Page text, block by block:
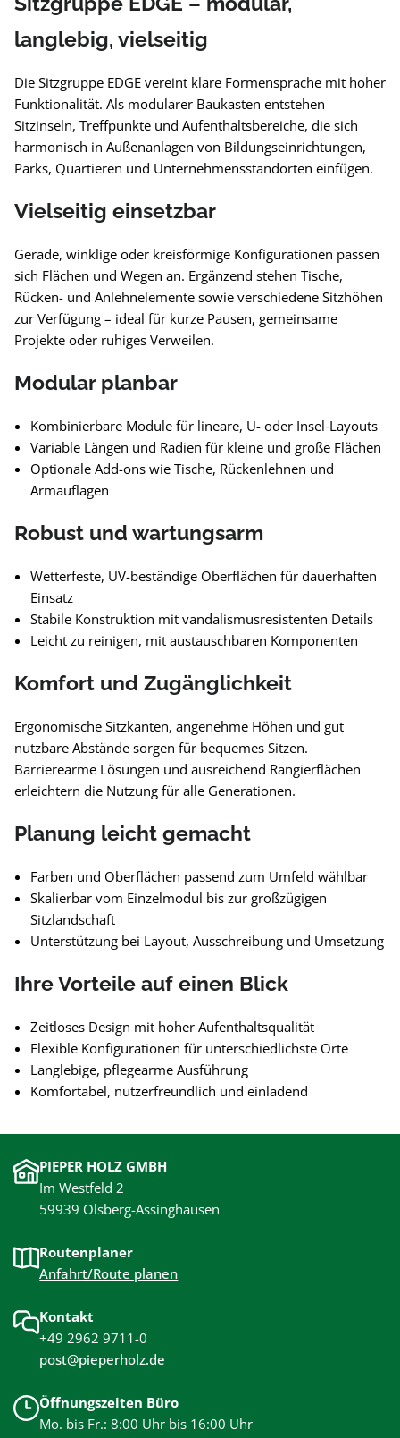
langlebig, vielseitig
Die Sitzgruppe EDGE vereint klare Formensprache mit hoher
Funktionalität. Als modularer Baukasten entstehen
Sitzinseln, Treffpunkte und Aufenthaltsbereiche, die sich
harmonisch in Außenanlagen von Bildungseinrichtungen,
Parks, Quartieren und Unternehmensstandorten einfügen.
Vielseitig einsetzbar
Gerade, winklige oder kreisförmige Konfigurationen passen
sich Flächen und Wegen an. Ergänzend stehen Tische,
Rücken- und Anlehnelemente sowie verschiedene Sitzhöhen
zur Verfügung – ideal für kurze Pausen, gemeinsame
Projekte oder ruhiges Verweilen.
Modular planbar
Kombinierbare Module für lineare, U- oder Insel‑Layouts
Variable Längen und Radien für kleine und große Flächen
Optionale Add-ons wie Tische, Rückenlehnen und
Armauflagen
Robust und wartungsarm
Wetterfeste, UV-beständige Oberflächen für dauerhaften
Einsatz
Stabile Konstruktion mit vandalismusresistenten Details
Leicht zu reinigen, mit austauschbaren Komponenten
Komfort und Zugänglichkeit
Ergonomische Sitzkanten, angenehme Höhen und gut
nutzbare Abstände sorgen für bequemes Sitzen.
Barrierearme Lösungen und ausreichend Rangierflächen
erleichtern die Nutzung für alle Generationen.
Planung leicht gemacht
Farben und Oberflächen passend zum Umfeld wählbar
Skalierbar vom Einzelmodul bis zur großzügigen
Sitzlandschaft
Unterstützung bei Layout, Ausschreibung und Umsetzung
Ihre Vorteile auf einen Blick
Zeitloses Design mit hoher Aufenthaltsqualität
Flexible Konfigurationen für unterschiedlichste Orte
Langlebige, pflegearme Ausführung
Komfortabel, nutzerfreundlich und einladend
PIEPER HOLZ GMBH
Im Westfeld 2
59939 Olsberg-Assinghausen
Routenplaner
Anfahrt/Route planen
Kontakt
+49 2962 9711-0
post@pieperholz.de
Öffnungszeiten Büro
Mo. bis Fr.: 8:00 Uhr bis 16:00 Uhr